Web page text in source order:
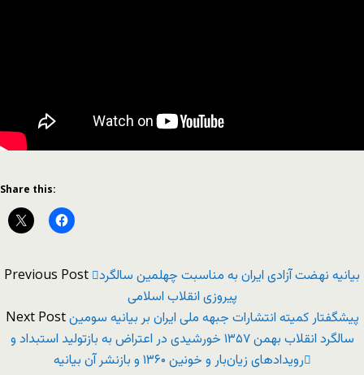
Share this:
Previous Post بیانیه نهضت آزادى ایران به مناسبت چهلمین سالگرد
پیروزى انقلاب اسلامى
Next Postپیشگفتار کمیته انتشارات جبهه ملی ایران بر بیانیه سومین
سالگرد انقلاب بهمن ۱۳۵۷ خورشیدی در اعتراض به بازتولید استبداد و
رویدادهای زیان‌بار و خونین ‌۱۳۶۰ و بازنشر آن بیانیه